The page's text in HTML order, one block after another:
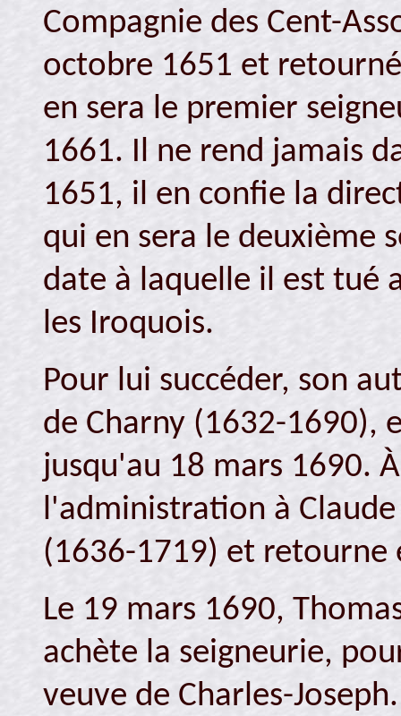
Compagnie des Cent-
octobre 1651 et
en sera le premier
1661. Il ne rend jamais
1651, il en confie la
qui en sera le deuxième
date à laquelle il est tué
les Iroquois.
Pour lui succéder, son
de Charny (1632-1690),
jusqu'au 18 mars 1690.
l'administration à
(1636-1719) et retourne
Le 19 mars 1690,
achète la seigneurie,
veuve de Charles-